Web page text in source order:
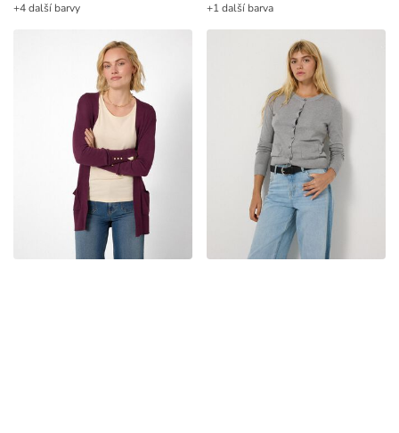
+4 další barvy +1 další barva